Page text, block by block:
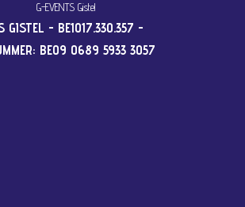
G-EVENTS Gistel
- BE1017.330.357 -
BE09 0689 5933 3057